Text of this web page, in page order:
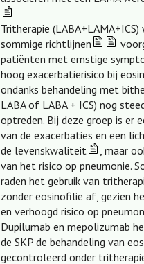
Tritherapie
sommige richtlijnen
patiënten met ernstige
hoog exacerbatierisico bij
ondanks behandeling met
LABA of LABA + ICS) nog
optreden. Bij deze groep is er
van de exacerbaties en een
de levenskwaliteit
, maar
van het risico op pneumonie.
raden het gebruik van
zonder eosinofilie af, gezien
en verhoogd risico op
Dupilumab en mepolizumab
de SKP de behandeling van
gecontroleerd onder